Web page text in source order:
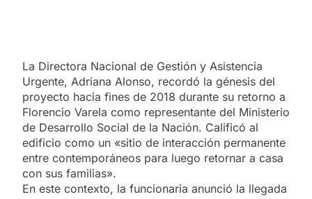
La Directora Nacional de Gestión y Asistencia
Urgente, Adriana Alonso, recordó la génesis del
proyecto hacia fines de 2018 durante su retorno a
Florencio Varela como representante del Ministerio
de Desarrollo Social de la Nación. Calificó al
edificio como un «sitio de interacción permanente
entre contemporáneos para luego retornar a casa
con sus familias».
En este contexto, la funcionaria anunció la llegada